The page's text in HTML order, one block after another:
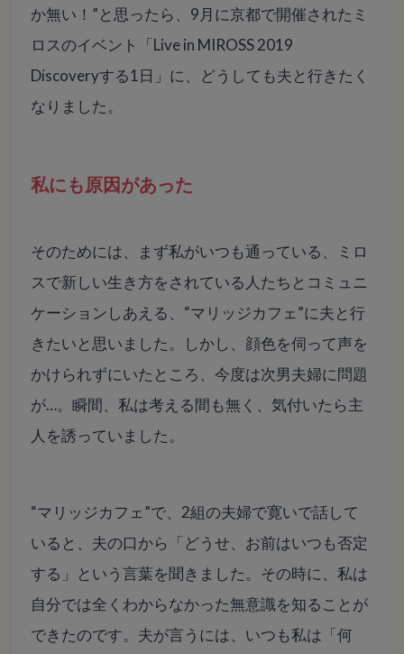
か無い！”と思ったら、9月に京都で開催されたミ
ロスのイベント「Live in MIROSS 2019
Discoveryする1日」に、どうしても夫と行きたく
なりました。
私にも原因があった
そのためには、まず私がいつも通っている、ミロ
スで新しい生き方をされている人たちとコミュニ
ケーションしあえる、“マリッジカフェ”に夫と行
きたいと思いました。しかし、顔色を伺って声を
かけられずにいたところ、今度は次男夫婦に問題
が…。瞬間、私は考える間も無く、気付いたら主
人を誘っていました。
“マリッジカフェ”で、2組の夫婦で寛いで話して
いると、夫の口から「どうせ、お前はいつも否定
する」という言葉を聞きました。その時に、私は
自分では全くわからなかった無意識を知ることが
できたのです。夫が言うには、いつも私は「何